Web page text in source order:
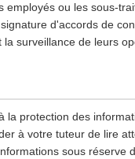
employés ou les sous-
d'accords de
surveillance de leurs
la protection des
à votre tuteur de lire
sous réserve